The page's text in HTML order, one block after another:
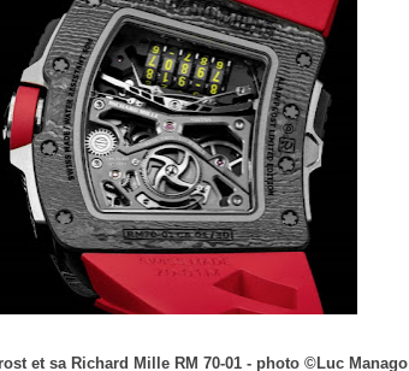
et sa Richard Mille RM 70-01 - photo ©Luc Manago